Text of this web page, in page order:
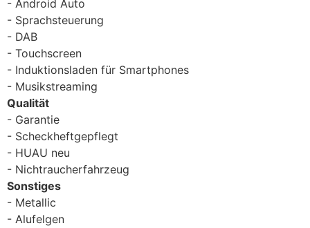
Android Auto
Sprachsteuerung
DAB
Touchscreen
Induktionsladen für Smartphones
Musikstreaming
Qualität
Garantie
Scheckheftgepflegt
HUAU neu
Nichtraucherfahrzeug
Sonstiges
Metallic
Alufelgen